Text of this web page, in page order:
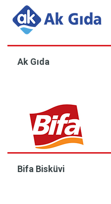
Ak Gıda
Bifa Bisküvi